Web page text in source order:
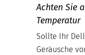
Achten Sie
Temperatur
Sollte Ihr
Geräusche